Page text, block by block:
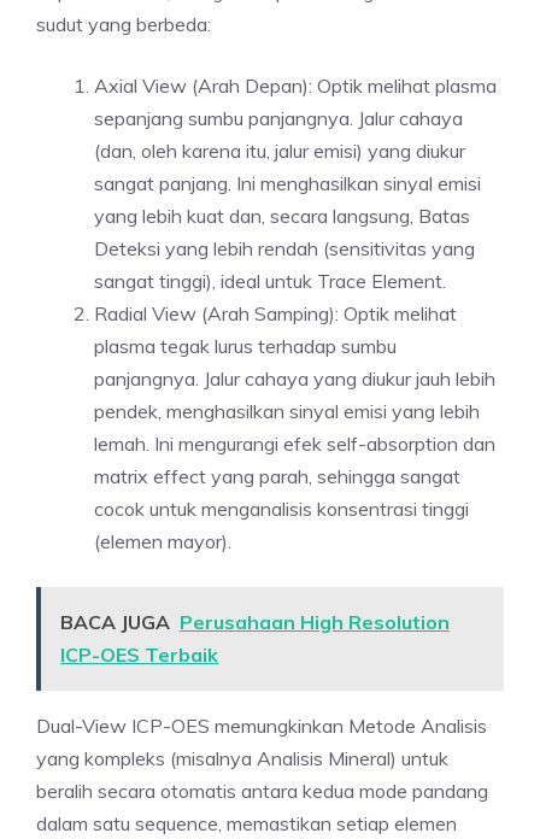
sudut yang berbeda:
Axial View (Arah Depan): Optik melihat plasma
sepanjang sumbu panjangnya. Jalur cahaya
(dan, oleh karena itu, jalur emisi) yang diukur
sangat panjang. Ini menghasilkan sinyal emisi
yang lebih kuat dan, secara langsung, Batas
Deteksi yang lebih rendah (sensitivitas yang
sangat tinggi), ideal untuk Trace Element.
Radial View (Arah Samping): Optik melihat
plasma tegak lurus terhadap sumbu
panjangnya. Jalur cahaya yang diukur jauh lebih
pendek, menghasilkan sinyal emisi yang lebih
lemah. Ini mengurangi efek self-absorption dan
matrix effect yang parah, sehingga sangat
cocok untuk menganalisis konsentrasi tinggi
(elemen mayor).
BACA JUGA Perusahaan High Resolution
ICP-OES Terbaik
Dual-View ICP-OES memungkinkan Metode Analisis
yang kompleks (misalnya Analisis Mineral) untuk
beralih secara otomatis antara kedua mode pandang
dalam satu sequence, memastikan setiap elemen